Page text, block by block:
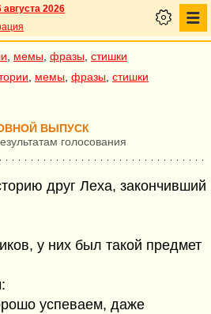
2026
мемы фразы стишки
мемы фразы стишки
ВЫПУСК
голосования
друг Леха, закончивший
у них был такой предмет
успеваем, даже